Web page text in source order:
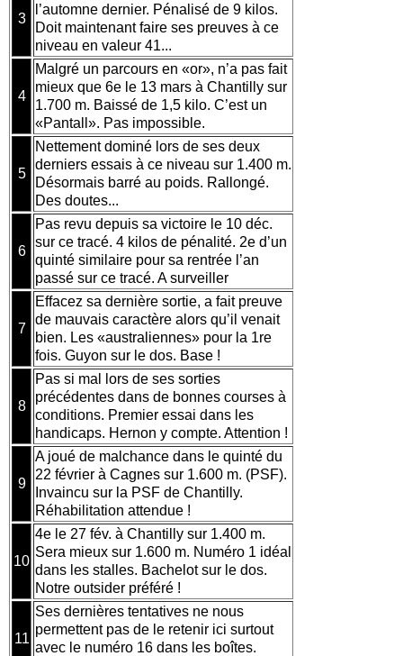
3
l’automne dernier. Pénalisé de 9 kilos.
Doit maintenant faire ses preuves à ce
niveau en valeur 41...
4
Malgré un parcours en «or», n’a pas fait
mieux que 6e le 13 mars à Chantilly sur
1.700 m. Baissé de 1,5 kilo. C’est un
«Pantall». Pas impossible.
5
Nettement dominé lors de ses deux
derniers essais à ce niveau sur 1.400 m.
Désormais barré au poids. Rallongé.
Des doutes...
6
Pas revu depuis sa victoire le 10 déc.
sur ce tracé. 4 kilos de pénalité. 2e d’un
quinté similaire pour sa rentrée l’an
passé sur ce tracé. A surveiller
7
Effacez sa dernière sortie, a fait preuve
de mauvais caractère alors qu’il venait
bien. Les «australiennes» pour la 1re
fois. Guyon sur le dos. Base !
8
Pas si mal lors de ses sorties
précédentes dans de bonnes courses à
conditions. Premier essai dans les
handicaps. Hernon y compte. Attention !
9
A joué de malchance dans le quinté du
22 février à Cagnes sur 1.600 m. (PSF).
Invaincu sur la PSF de Chantilly.
Réhabilitation attendue !
10
4e le 27 fév. à Chantilly sur 1.400 m.
Sera mieux sur 1.600 m. Numéro 1 idéal
dans les stalles. Bachelot sur le dos.
Notre outsider préféré !
11
Ses dernières tentatives ne nous
permettent pas de le retenir ici surtout
avec le numéro 16 dans les boîtes.